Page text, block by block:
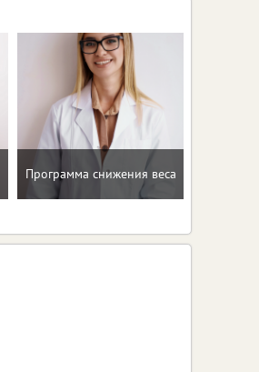
Программа снижения веса